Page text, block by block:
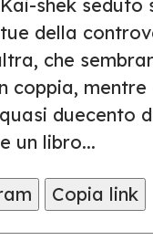
shek seduto
della
che
coppia,
duecento
un libro...
Copia link